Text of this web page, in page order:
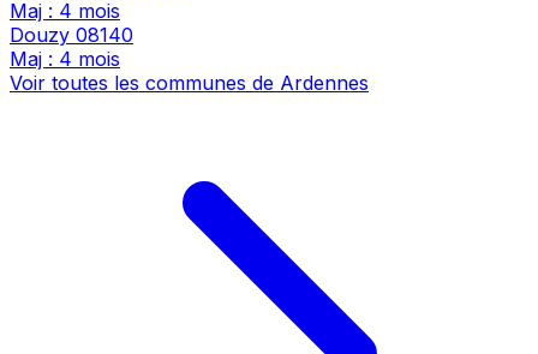
Maj : 4 mois
Douzy 08140
Maj : 4 mois
Voir toutes les communes de Ardennes